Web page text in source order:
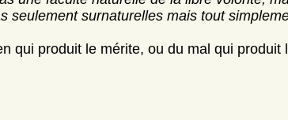
seulement surnaturelles mais tout
qui produit le mérite, ou du mal qui produit